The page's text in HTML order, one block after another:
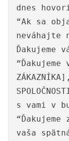
dnes
“Ak sa
neváhajte
Ďakujeme
“Ďakujeme
s vami v
“Ďakujeme
vaša